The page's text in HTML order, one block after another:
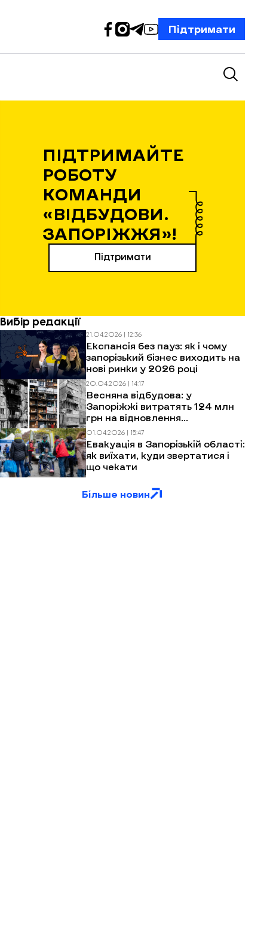
Підтримати
ПІДТРИМАЙТЕ
РОБОТУ
КОМАНДИ
«ВІДБУДОВИ.
ЗАПОРІЖЖЯ»!
Підтримати
Вибір редакції
21.04.2026 | 12:36
Експансія без пауз: як і чому
запорізький бізнес виходить на
нові ринки у 2026 році
20.04.2026 | 14:17
Весняна відбудова: у
Запоріжжі витратять 124 млн
грн на відновлення
багатоповерхівок після
обстрілів
01.04.2026 | 15:47
Евакуація в Запорізькій області:
як виїхати, куди звертатися і
що чекати
Більше новин